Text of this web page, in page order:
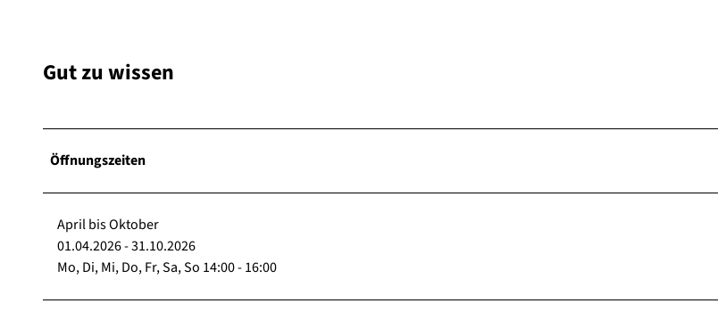
Gut zu wissen
Öffnungszeiten
April bis Oktober
01.04.2026 - 31.10.2026
Mo, Di, Mi, Do, Fr, Sa, So 14:00 - 16:00